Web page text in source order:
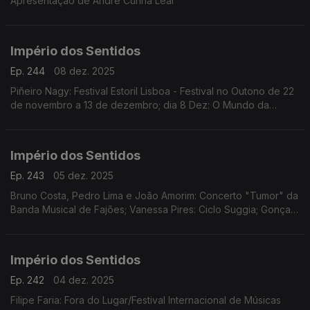
Império dos Sentidos
Ep. 244
08 dez. 2025
Piñeiro Nagy: Festival Estoril Lisboa - Festival no Outono de 22
de novembro a 13 de dezembro; dia 8 Dez: O Mundo da
Império dos Sentidos
Ep. 243
05 dez. 2025
Bruno Costa, Pedro Lima e João Amorim: Concerto "Tumor" da
Banda Musical de Fajões; Vanessa Pires: Ciclo Suggia; Gonçalo
Império dos Sentidos
Ep. 242
04 dez. 2025
Filipe Faria: Fora do Lugar/Festival Internacional de Músicas